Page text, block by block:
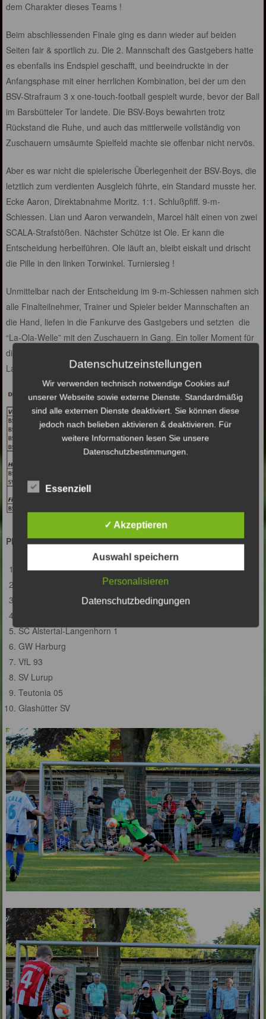
dem Charakter dieses Teams !
Beim abschliessenden Finale ging es dann wieder auf beiden
Seiten fair & sportlich zu. Die 2. Mannschaft des Gastgebers hatte
es ebenfalls ins Endspiel geschafft, und beeindruckte in der
Anfangsphase mit einer herrlichen Kombination, bei der um den
BSV-Strafraum 3 x one-touch-football gespielt wurde, bevor der Ball
im Barsbütteler Tor landete. Die BSV-Boys bewahrten trotz
Rückstand die Ruhe, und auch das mittlerweile vollständig von
Zuschauern umsäumte Spielfeld machte sie offenbar nicht nervös.
Aber es war nicht die spielerische Überlegenheit der BSV-Boys, die
letztlich zum verdienten Ausgleich führte, ein Standard musste her.
Ecke Aaron, Direktabnahme Moritz. 1:1. Schlußpfiff. 9-m-
Schiessen. Lian und Aaron verwandeln, Marcel hält einen von zwei
SCALA-Strafstößen. Nächster Schütze ist Ole. Er kann die
Entscheidung herbeiführen. Ole läuft an, bleibt eiskalt und drischt
die Pille in den linken Torwinkel. Turniersieg !
Unmittelbar nach der Entscheidung im 9-m-Schiessen nahmen sich
alle Finalteilnehmer, Trainer und Spieler beider Mannschaften an
die Hand, liefen in die Fankurve des Gastgebers und setzten die
“La-Ola-Welle” mit den Zuschauern in Gang. Ein toller Moment für
die Kinder und eine wertschätzende Geste an den SC Alstertal-
Langenhorn !
Platzierungen beim Airport Cup 2018
Barsbütteler SV
SC Alstertal-Langenhorn 2
SC Alstertal-Langenhorn 1
GW Harburg
VfL 93
SV Lurup
Teutonia 05
Glashütter SV
Datenschutzeinstellungen
Wir verwenden technisch notwendige Cookies auf
unserer Webseite sowie externe Dienste. Standardmäßig
sind alle externen Dienste deaktiviert. Sie können diese
jedoch nach belieben aktivieren & deaktivieren. Für
weitere Informationen lesen Sie unsere
Datenschutzbestimmungen.
Essenziell
✓ Akzeptieren
Auswahl speichern
Personalisieren
Datenschutzbedingungen